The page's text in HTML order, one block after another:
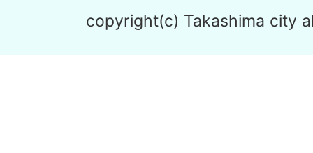
copyright(c) Takashima city